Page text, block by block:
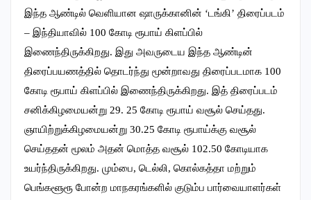
இந்த ஆண்டில் வெளியான ஷாருக்கானின் ‘டங்கி’ திரைப்படம்
– இந்தியாவில் 100 கோடி ரூபாய் கிளப்பில்
இணைந்திருக்கிறது. இது அவருடைய இந்த ஆண்டின்
திரைப்பயணத்தில் தொடர்ந்து மூன்றாவது திரைப்படமாக 100
கோடி ரூபாய் கிளப்பில் இணைந்திருக்கிறது. இத் திரைப்படம்
சனிக்கிழமையன்று 29. 25 கோடி ரூபாய் வசூல் செய்தது.
ஞாயிற்றுக்கிழமையன்று 30.25 கோடி ரூபாய்க்கு வசூல்
செய்ததன் மூலம் அதன் மொத்த வசூல் 102.50 கோடியாக
உயர்ந்திருக்கிறது. மும்பை, டெல்லி, கொல்கத்தா மற்றும்
பெங்களூரூ போன்ற மாநகரங்களில் குடும்ப பார்வையாளர்கள்